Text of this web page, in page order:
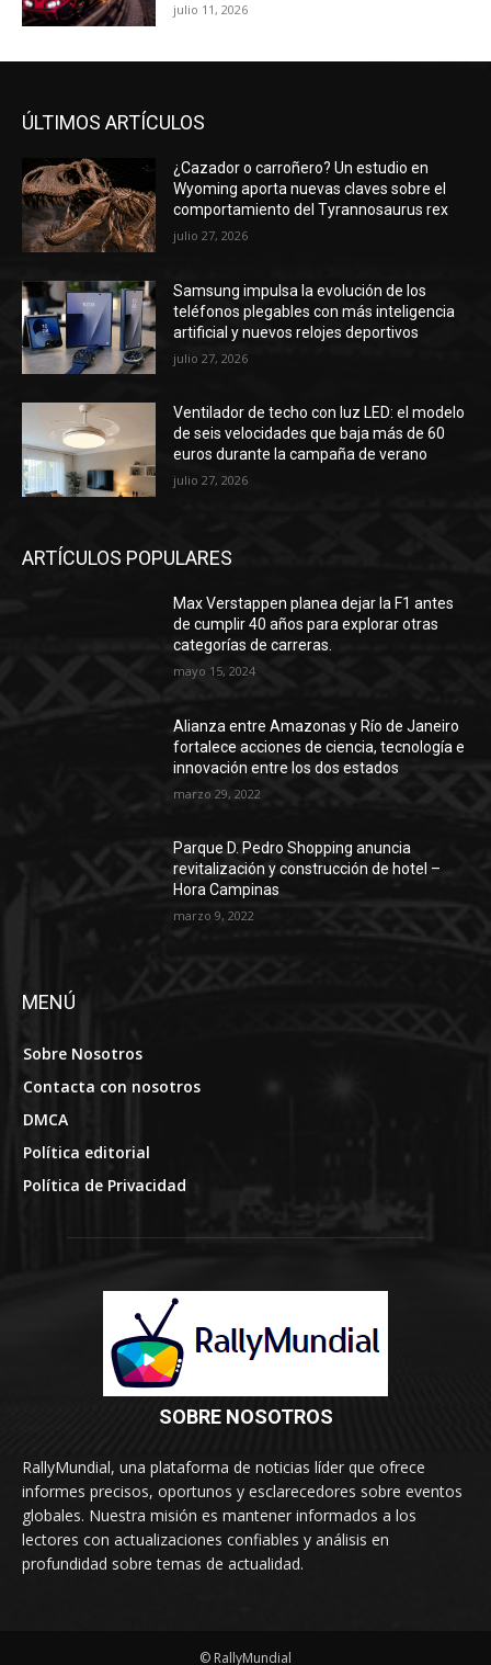
julio 11, 2026
ÚLTIMOS ARTÍCULOS
¿Cazador o carroñero? Un estudio en
Wyoming aporta nuevas claves sobre el
comportamiento del Tyrannosaurus rex
julio 27, 2026
Samsung impulsa la evolución de los
teléfonos plegables con más inteligencia
artificial y nuevos relojes deportivos
julio 27, 2026
Ventilador de techo con luz LED: el modelo
de seis velocidades que baja más de 60
euros durante la campaña de verano
julio 27, 2026
ARTÍCULOS POPULARES
Max Verstappen planea dejar la F1 antes
de cumplir 40 años para explorar otras
categorías de carreras.
mayo 15, 2024
Alianza entre Amazonas y Río de Janeiro
fortalece acciones de ciencia, tecnología e
innovación entre los dos estados
marzo 29, 2022
Parque D. Pedro Shopping anuncia
revitalización y construcción de hotel –
Hora Campinas
marzo 9, 2022
MENÚ
Sobre Nosotros
Contacta con nosotros
DMCA
Política editorial
Política de Privacidad
SOBRE NOSOTROS
RallyMundial, una plataforma de noticias líder que ofrece
informes precisos, oportunos y esclarecedores sobre eventos
globales. Nuestra misión es mantener informados a los
lectores con actualizaciones confiables y análisis en
profundidad sobre temas de actualidad.
© RallyMundial